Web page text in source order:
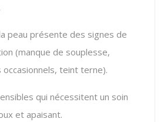
peau présente des signes de
(manque de souplesse,
teint terne).
qui nécessitent un soin
et apaisant.